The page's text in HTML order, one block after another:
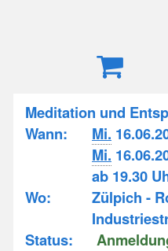
Meditation und
Wann:
Mi.
Mi.
ab 19.30
Wo:
Zülpich -
Status: